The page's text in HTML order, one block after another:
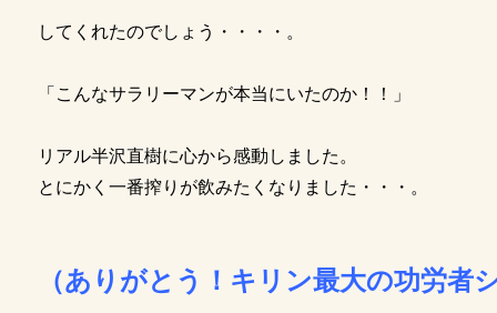
してくれたのでしょう・・・・。
「こんなサラリーマンが本当にいたのか！！」
リアル半沢直樹に心から感動しました。
とにかく一番搾りが飲みたくなりました・・・。
（ありがとう！キリン最大の功労